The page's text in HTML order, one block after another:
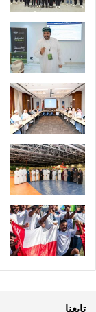
تابعنا